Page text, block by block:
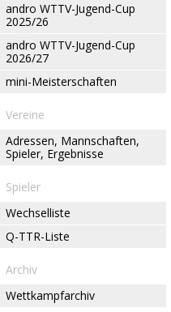
andro WTTV-Jugend-Cup
2025/26
andro WTTV-Jugend-Cup
2026/27
mini-Meisterschaften
Vereine
Adressen, Mannschaften,
Spieler, Ergebnisse
Spieler
Wechselliste
Q-TTR-Liste
Archiv
Wettkampfarchiv